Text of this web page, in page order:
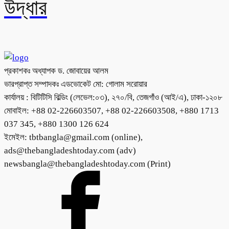
উদ্ধার
প্রকাশকঃ অধ্যাপক ড. জোবায়ের আলম
ভারপ্রাপ্ত সম্পাদকঃ এডভোকেট মো: গোলাম সরোয়ার
কার্যালয় : বিটিটিসি বিল্ডিং (লেভেল:০৩), ২৭০/বি, তেজগাঁও (আই/এ), ঢাকা-১২০৮
মোবাইল: +88 02-226603507, +88 02-226603508, +880 1713
037 345, +880 1300 126 624
ইমেইল: tbtbangla@gmail.com (online),
ads@thebangladeshtoday.com (adv)
newsbangla@thebangladeshtoday.com (Print)